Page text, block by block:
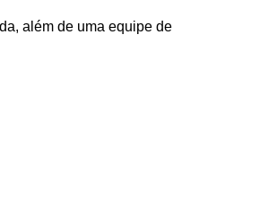
além de uma equipe de